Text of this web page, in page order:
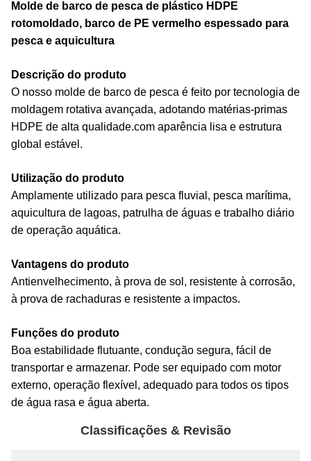
Molde de barco de pesca de plástico HDPE
rotomoldado, barco de PE vermelho espessado para
pesca e aquicultura
Descrição do produto
O nosso molde de barco de pesca é feito por tecnologia de
moldagem rotativa avançada, adotando matérias-primas
HDPE de alta qualidade.com aparência lisa e estrutura
global estável.
Utilização do produto
Amplamente utilizado para pesca fluvial, pesca marítima,
aquicultura de lagoas, patrulha de águas e trabalho diário
de operação aquática.
Vantagens do produto
Antienvelhecimento, à prova de sol, resistente à corrosão,
à prova de rachaduras e resistente a impactos.
Funções do produto
Boa estabilidade flutuante, condução segura, fácil de
transportar e armazenar. Pode ser equipado com motor
externo, operação flexível, adequado para todos os tipos
de água rasa e água aberta.
Classificações & Revisão